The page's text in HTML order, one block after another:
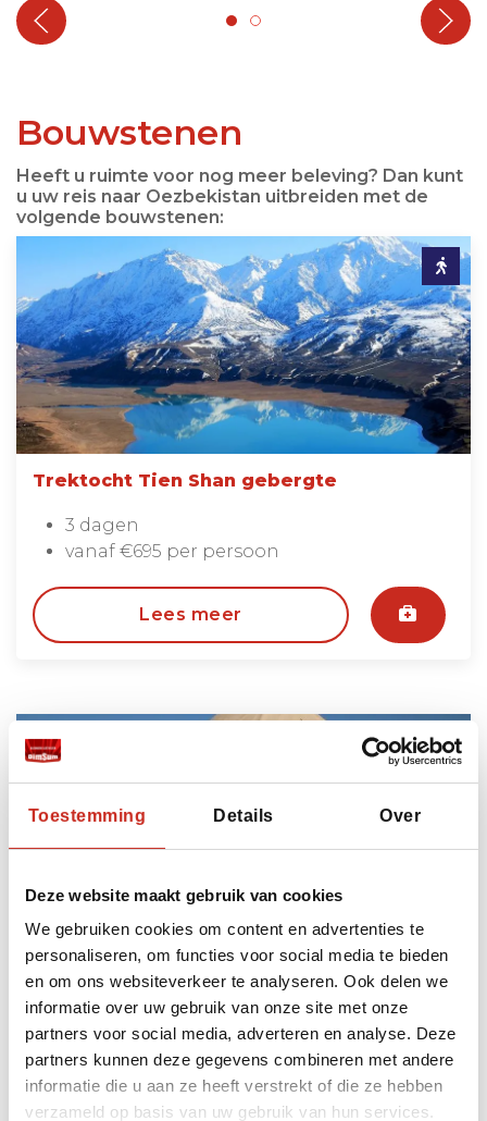
Toestemming Details Over
Deze website maakt gebruik van cookies
We gebruiken cookies om content en advertenties te
personaliseren, om functies voor social media te bieden
en om ons websiteverkeer te analyseren. Ook delen we
informatie over uw gebruik van onze site met onze
partners voor social media, adverteren en analyse. Deze
partners kunnen deze gegevens combineren met andere
informatie die u aan ze heeft verstrekt of die ze hebben
verzameld op basis van uw gebruik van hun services.
Bouwstenen
Heeft u ruimte voor nog meer beleving? Dan kunt
u uw reis naar Oezbekistan uitbreiden met de
volgende bouwstenen:
Trektocht Tien Shan gebergte
3 dagen
vanaf €695 per persoon
Lees meer
Yurtovernachting Woestijn
2 dagen
vanaf €275 per persoon
Lees meer